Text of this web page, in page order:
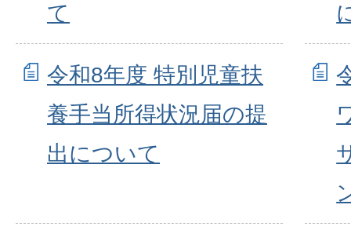
て
令和8年度 特別児童扶
養手当所得状況届の提
出について